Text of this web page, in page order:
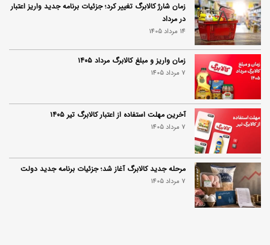
زمان شارژ کالابرگ تغییر کرد؛ جزئیات برنامه جدید واریز اعتبار
در مرداد
14 مرداد 1405
زمان واریز و مبلغ کالابرگ مرداد ۱۴۰۵
7 مرداد 1405
آخرین مهلت استفاده از اعتبار کالابرگ تیر ۱۴۰۵
7 مرداد 1405
مرحله جدید کالابرگ آغاز شد؛ جزئیات برنامه جدید دولت
7 مرداد 1405